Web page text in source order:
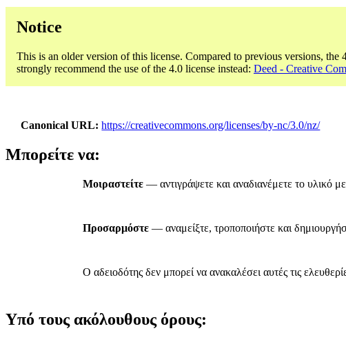
Notice
This is an older version of this license. Compared to previous versions, the
strongly recommend the use of the 4.0 license instead: Deed - Creative
Canonical URL https://creativecommons.org/licenses/by-nc/3.0/nz/
Μπορείτε να:
Μοιραστείτε — αντιγράψετε και αναδιανέμετε το υλικό
Προσαρμόστε — αναμείξτε, τροποποιήστε και
Ο αδειοδότης δεν μπορεί να ανακαλέσει αυτές τις
Υπό τους ακόλουθους όρους: